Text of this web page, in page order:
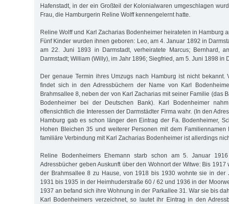
Hafenstadt, in der ein Großteil der Kolonialwaren umgeschlagen
Frau, die Hamburgerin Reline Wolff kennengelernt hatte.
Reline Wolff und Karl Zacharias Bodenheimer heirateten in Hamburg
Fünf Kinder wurden ihnen geboren: Leo, am 4. Januar 1892 in
am 22. Juni 1893 in Darmstadt, verheiratete Marcus; Bernhard,
Darmstadt; William (Willy), im Jahr 1896; Siegfried, am 5. Juni 1898 in
Der genaue Termin ihres Umzugs nach Hamburg ist nicht bekannt.
findet sich in den Adressbüchern der Name von Karl
Brahmsallee 8, neben der von Karl Zacharias mit seiner Familie (das
Bodenheimer bei der Deutschen Bank). Karl Bodenheimer
offensichtlich die Interessen der Darmstädter Firma wahr. (In den
Hamburg gab es schon länger den Eintrag der Fa. Bodenheimer,
Hohen Bleichen 35 und weiterer Personen mit dem Familiennamen
familiäre Verbindung mit Karl Zacharias Bodenheimer ist allerdings
Reline Bodenheimers Ehemann starb schon am 5. Januar
Adressbücher geben Auskunft über den Wohnort der Witwe: Bis 1917
der Brahmsallee 8 zu Hause, von 1918 bis 1930 wohnte sie in der
1931 bis 1935 in der Heimhuderstraße 60 / 62 und 1936 in der
1937 an befand sich ihre Wohnung in der Parkallee 31. War sie bis
Karl Bodenheimers verzeichnet, so lautet ihr Eintrag in den